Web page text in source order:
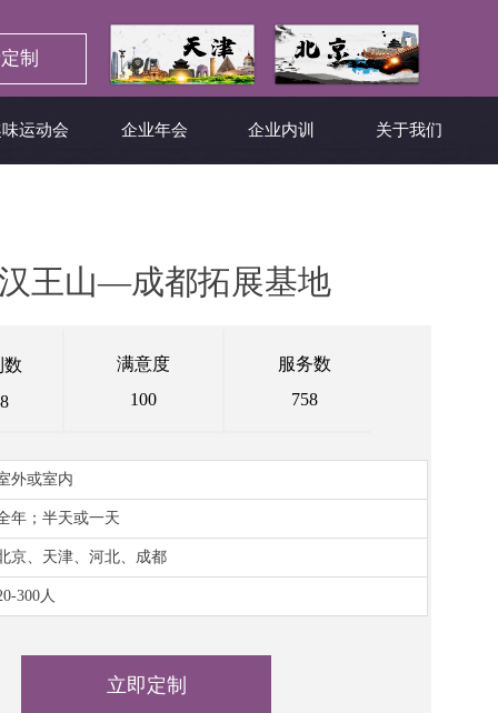
运动会 企业年会 企业内训 关于我们
制
王山—成都拓展基地
数
满意度
100
服务数
758
外或室内
年；半天或一天
京、天津、河北、成都
300人
立即定制